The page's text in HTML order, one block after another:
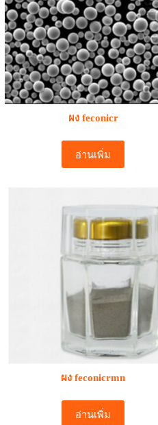
ผง feconicr
อ่านเพิ่ม
ผง feconicrmn
อ่านเพิ่ม